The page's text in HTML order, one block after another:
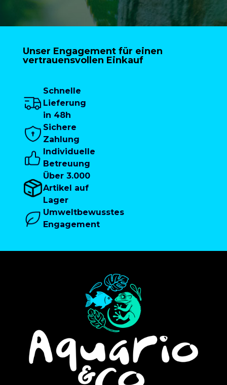
Unser Engagement für einen
vertrauensvollen Einkauf
Schnelle
Lieferung
in 48h
Sichere
Zahlung
Individuelle
Betreuung
Über 3.000
Artikel auf
Lager
Umweltbewusstes
Engagement